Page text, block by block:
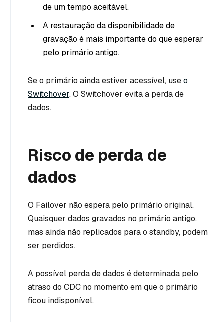
de um tempo aceitável.
A restauração da disponibilidade de
gravação é mais importante do que esperar
pelo primário antigo.
Se o primário ainda estiver acessível, useo
Switchover. O Switchover evita a perda de
dados.
Risco de perda de
dados
O Failover não espera pelo primário original.
Quaisquer dados gravados no primário antigo,
mas ainda não replicados para o standby, podem
ser perdidos.
A possível perda de dados é determinada pelo
atraso do CDC no momento em que o primário
ficou indisponível.